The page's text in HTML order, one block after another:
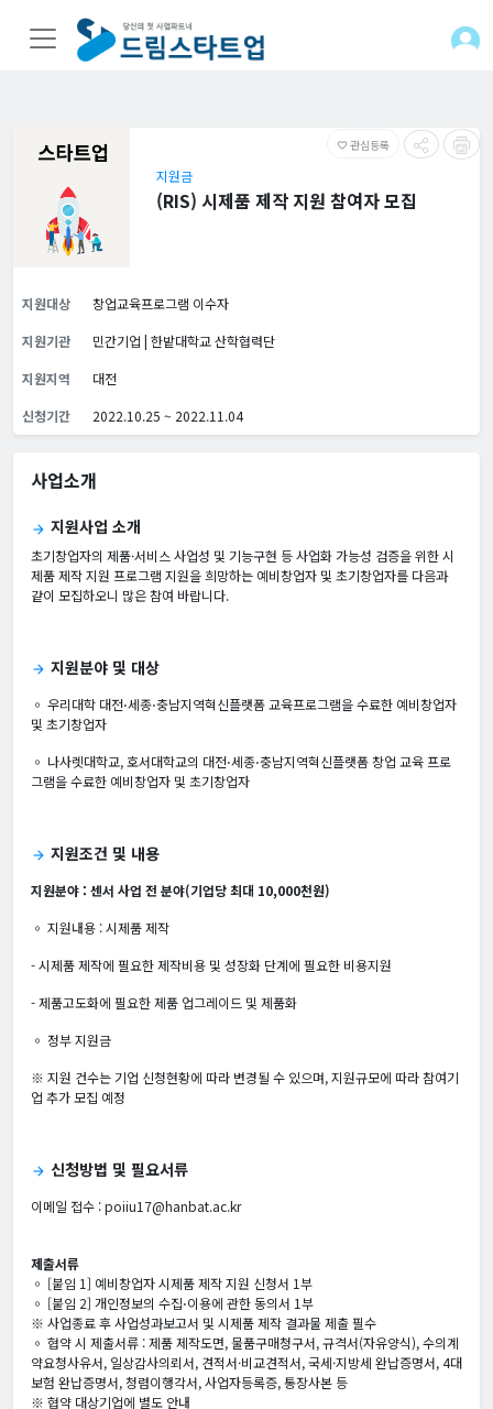
favorite_border 관심등록
지원금
(RIS) 시제품 제작 지원 참여자 모집
지원대상
창업교육프로그램 이수자
지원기관
민간기업 | 한밭대학교 산학협력단
지원지역
대전
신청기간
2022.10.25 ~ 2022.11.04
사업소개
arrow_forward 지원사업 소개
초기창업자의 제품·서비스 사업성 및 기능구현 등 사업화 가능성 검증을 위한 시
제품 제작 지원 프로그램 지원을 희망하는 예비창업자 및 초기창업자를 다음과
같이 모집하오니 많은 참여 바랍니다.
arrow_forward 지원분야 및 대상
◦ 우리대학 대전⋅세종⋅충남지역혁신플랫폼 교육프로그램을 수료한 예비창업자
및 초기창업자
◦ 나사렛대학교, 호서대학교의 대전⋅세종⋅충남지역혁신플랫폼 창업 교육 프로
그램을 수료한 예비창업자 및 초기창업자
arrow_forward 지원조건 및 내용
지원분야 : 센서 사업 전 분야(기업당 최대 10,000천원)
◦ 지원내용 : 시제품 제작
- 시제품 제작에 필요한 제작비용 및 성장화 단계에 필요한 비용지원
- 제품고도화에 필요한 제품 업그레이드 및 제품화
◦ 정부 지원금
※ 지원 건수는 기업 신청현황에 따라 변경될 수 있으며, 지원규모에 따라 참여기
업 추가 모집 예정
arrow_forward 신청방법 및 필요서류
이메일 접수 : poiiu17@hanbat.ac.kr
제출서류
◦ [붙임 1] 예비창업자 시제품 제작 지원 신청서 1부
◦ [붙임 2] 개인정보의 수집⋅이용에 관한 동의서 1부
※ 사업종료 후 사업성과보고서 및 시제품 제작 결과물 제출 필수
◦ 협약 시 제출서류 : 제품 제작도면, 물품구매청구서, 규격서(자유양식), 수의계
약요청사유서, 일상감사의뢰서, 견적서·비교견적서, 국세·지방세 완납증명서, 4대
보험 완납증명서, 청렴이행각서, 사업자등록증, 통장사본 등
※ 협약 대상기업에 별도 안내